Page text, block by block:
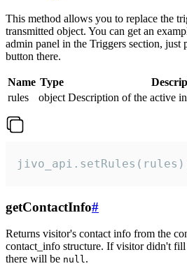
This method allows you to replace the
transmitted object. You can get an
admin panel in the Triggers section, just
button there.
Name Type
rules
object Description of the active
getContactInfo#
Returns visitor's contact info from the
contact_info structure. If visitor didn't fill
there will be null.